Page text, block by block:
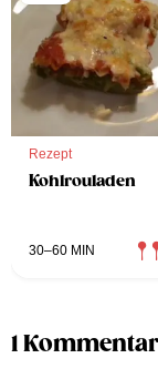
Rezept
Kohlrouladen
30–60 MIN
1